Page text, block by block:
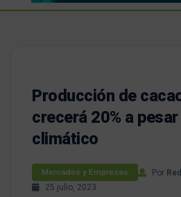
Producción de
crecerá 20% a
climático
Mercados y Empresas Por
25 julio, 2023